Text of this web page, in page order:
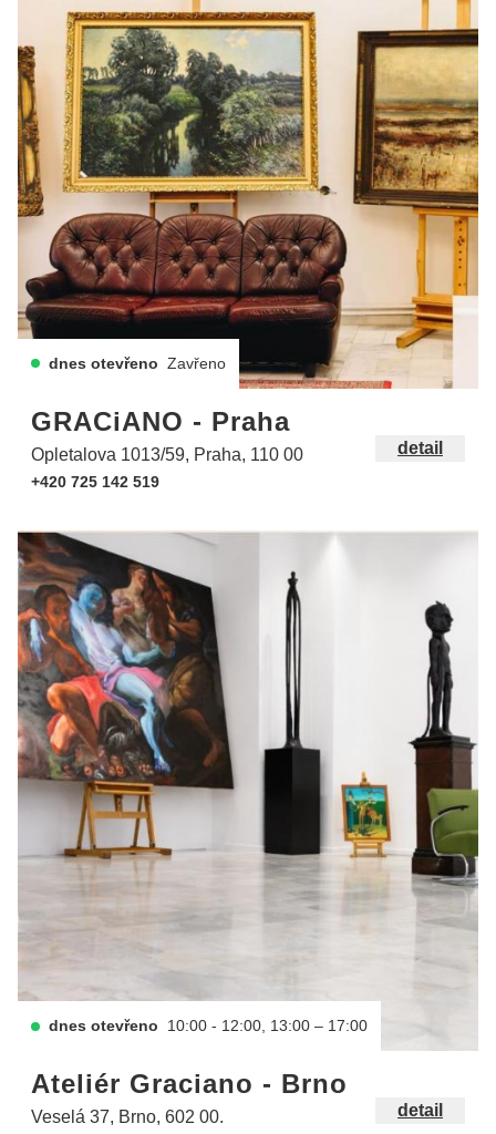
dnes otevřeno Zavřeno
GRACiANO - Praha
Opletalova 1013/59, Praha, 110 00
+420 725 142 519
detail
dnes otevřeno 10:00 - 12:00, 13:00 – 17:00
Ateliér Graciano - Brno
Veselá 37, Brno, 602 00. detail